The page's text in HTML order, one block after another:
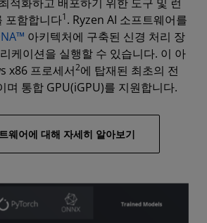
포함합니다1. Ryzen AI 소프트웨어를
아키텍처에 구축된 신경 처리 장
케이션을 실행할 수 있습니다. 이 아
x86 프로세서2에 탑재된 최초의 전
며 통합 GPU(iGPU)를 지원합니다.
웨어에 대해 자세히 알아보기